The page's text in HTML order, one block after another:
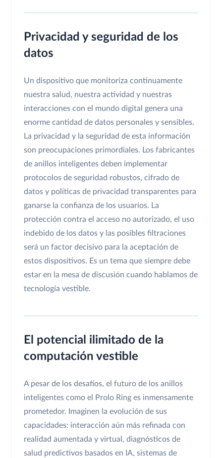
Privacidad y seguridad de los
datos
Un dispositivo que monitoriza continuamente
nuestra salud, nuestra actividad y nuestras
interacciones con el mundo digital genera una
enorme cantidad de datos personales y sensibles.
La privacidad y la seguridad de esta información
son preocupaciones primordiales. Los fabricantes
de anillos inteligentes deben implementar
protocolos de seguridad robustos, cifrado de
datos y políticas de privacidad transparentes para
ganarse la confianza de los usuarios. La
protección contra el acceso no autorizado, el uso
indebido de los datos y las posibles filtraciones
será un factor decisivo para la aceptación de
estos dispositivos. Es un tema que siempre debe
estar en la mesa de discusión cuando hablamos de
tecnología vestible.
El potencial ilimitado de la
computación vestible
A pesar de los desafíos, el futuro de los anillos
inteligentes como el Prolo Ring es inmensamente
prometedor. Imaginen la evolución de sus
capacidades: interacción aún más refinada con
realidad aumentada y virtual, diagnósticos de
salud predictivos basados en IA, sistemas de